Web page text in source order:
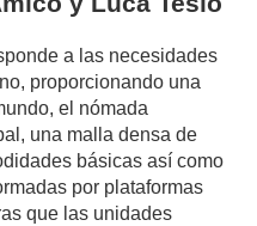
a las necesidades
proporcionando una
el nómada
una malla densa de
básicas así como
por plataformas
que las unidades